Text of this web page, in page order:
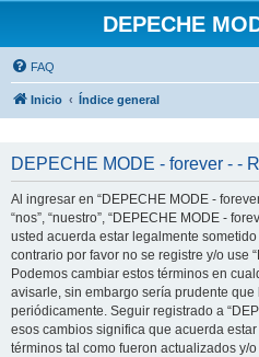
DEPECHE
FAQ
Inicio Índice general
DEPECHE MODE - forever - -
Al ingresar en “DEPECHE MODE -
“nos”, “nuestro”, “DEPECHE MODE -
usted acuerda estar legalmente
contrario por favor no se registre y/o use
Podemos cambiar estos términos en
avisarle, sin embargo sería prudente
periódicamente. Seguir registrado a
esos cambios significa que acuerda
términos tal como fueron actualizados y/